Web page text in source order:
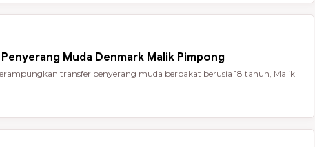
Muda Denmark Malik Pimpong
transfer penyerang muda berbakat berusia 18 tahun, Malik